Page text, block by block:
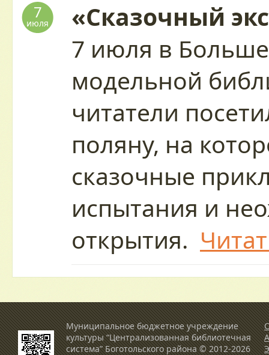
7
июля
«Сказочный
7 июля в
модельной
читатели
поляну, на
сказочные
испытания и
открытия.
Муниципальное бюджетное учреждение
культуры “Централизованная библиотечная
система” Боготольского района © 2012-2026